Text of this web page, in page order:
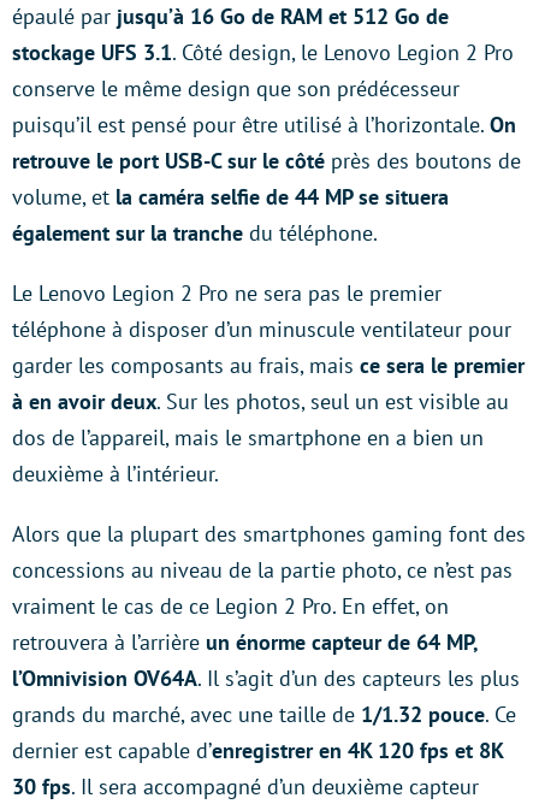
épaulé par jusqu’à 16 Go de RAM et 512 Go de
stockage UFS 3.1. Côté design, le Lenovo Legion 2 Pro
conserve le même design que son prédécesseur
puisqu’il est pensé pour être utilisé à l’horizontale. On
retrouve le port USB-C sur le côté près des boutons de
volume, et la caméra selfie de 44 MP se situera
également sur la tranche du téléphone.
Le Lenovo Legion 2 Pro ne sera pas le premier
téléphone à disposer d’un minuscule ventilateur pour
garder les composants au frais, mais ce sera le premier
à en avoir deux. Sur les photos, seul un est visible au
dos de l’appareil, mais le smartphone en a bien un
deuxième à l’intérieur.
Alors que la plupart des smartphones gaming font des
concessions au niveau de la partie photo, ce n’est pas
vraiment le cas de ce Legion 2 Pro. En effet, on
retrouvera à l’arrière un énorme capteur de 64 MP,
l’Omnivision OV64A. Il s’agit d’un des capteurs les plus
grands du marché, avec une taille de 1/1.32 pouce. Ce
dernier est capable d’enregistrer en 4K 120 fps et 8K
30 fps. Il sera accompagné d’un deuxième capteur